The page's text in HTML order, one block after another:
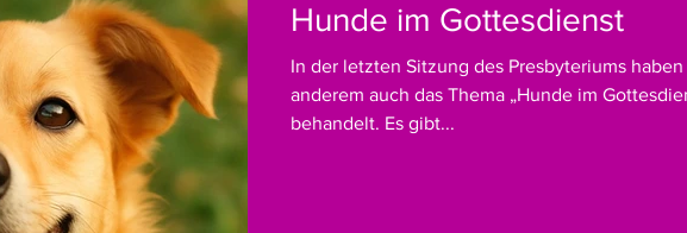
Hunde im Gottesdienst
In der letzten Sitzung des Presbyteriums
anderem auch das Thema „Hunde im
behandelt. Es gibt...